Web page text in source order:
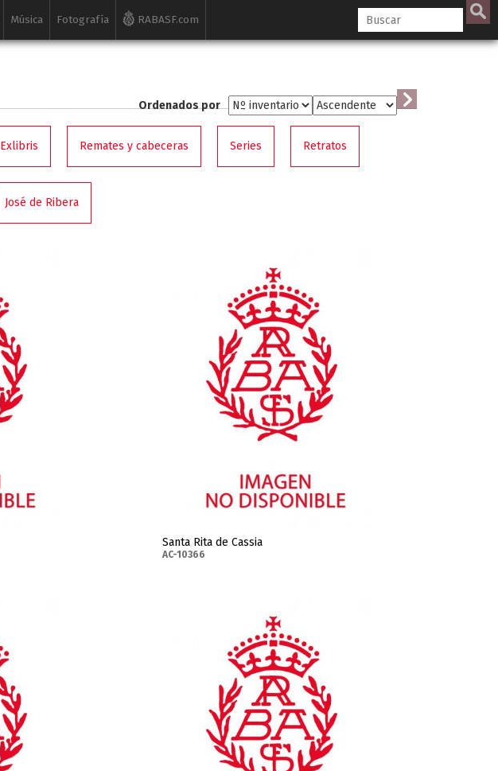
Música Fotografía RABASF.com
Ordenados por
Exlibris Remates y cabeceras Series Retratos
José de Ribera
Santa Rita de Cassia
AC-10366